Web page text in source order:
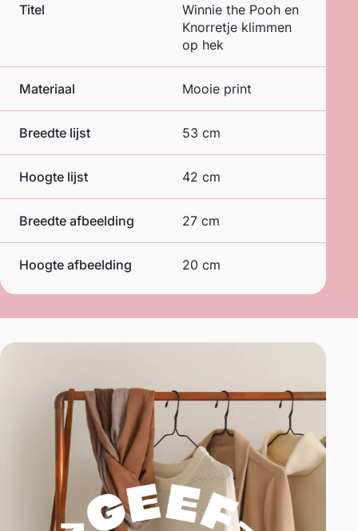
Titel
Winnie the Pooh en
Knorretje klimmen
op hek
Materiaal Mooie print
Breedte lijst 53 cm
Hoogte lijst 42 cm
Breedte afbeelding 27 cm
Hoogte afbeelding 20 cm